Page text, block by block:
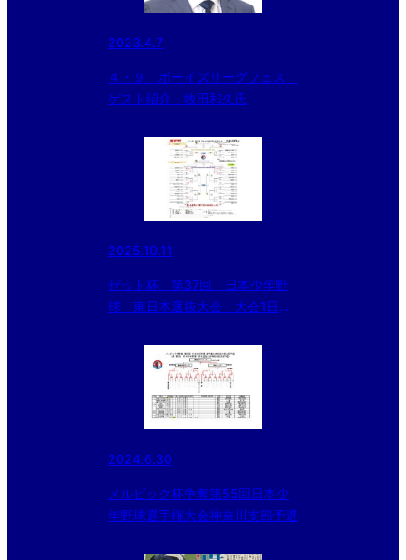
2023.4.7
４・９ ボーイズリーグフェス
ゲスト紹介 牧田和久氏
2025.10.11
ゼット杯 第37回 日本少年野
球 東日本選抜大会 大会1日
2024.6.30
メルビック杯争奪第55回日本少
年野球選手権大会神奈川支部予選